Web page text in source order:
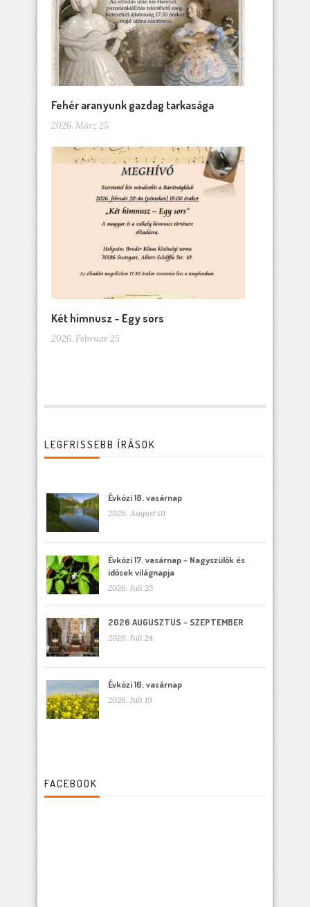
Fehér aranyunk gazdag tarkasága
2026. März 25
Két himnusz – Egy sors
2026. Februar 25
LEGFRISSEBB ÍRÁSOK
Évközi 18. vasárnap
2026. August 01
Évközi 17. vasárnap – Nagyszülők és
idősek világnapja
2026. Juli 25
2026 AUGUSZTUS – SZEPTEMBER
2026. Juli 24
Évközi 16. vasárnap
2026. Juli 19
FACEBOOK